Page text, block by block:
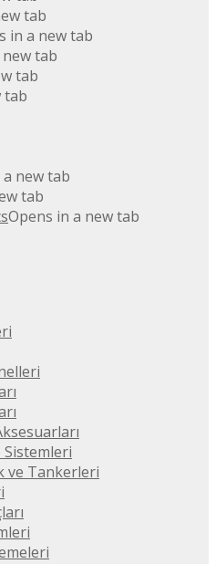
tab
in a new tab
tab
tab
tab
new tab
tab
Opens in a new tab
Sistemleri
ve Tankerleri